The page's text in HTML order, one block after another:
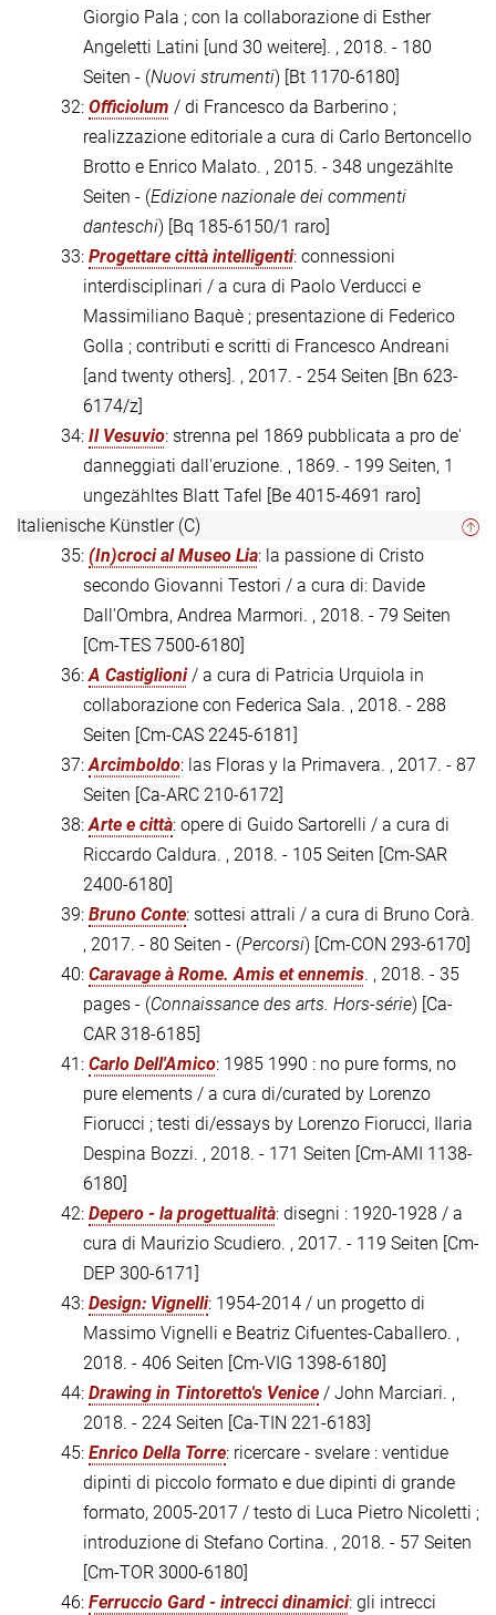
Giorgio Pala ; con la collaborazione di Esther
Angeletti Latini [und 30 weitere]. , 2018. - 180
Seiten - (Nuovi strumenti) [Bt 1170-6180]
32: Officiolum / di Francesco da Barberino ;
realizzazione editoriale a cura di Carlo Bertoncello
Brotto e Enrico Malato. , 2015. - 348 ungezählte
Seiten - (Edizione nazionale dei commenti
danteschi) [Bq 185-6150/1 raro]
33: Progettare città intelligenti: connessioni
interdisciplinari / a cura di Paolo Verducci e
Massimiliano Baquè ; presentazione di Federico
Golla ; contributi e scritti di Francesco Andreani
[and twenty others]. , 2017. - 254 Seiten [Bn 623-
6174/z]
34: Il Vesuvio: strenna pel 1869 pubblicata a pro de'
danneggiati dall'eruzione. , 1869. - 199 Seiten, 1
ungezähltes Blatt Tafel
[Be 4015-4691 raro]
Italienische Künstler (C)
35: (In)croci al Museo Lia: la passione di Cristo
secondo Giovanni Testori / a cura di: Davide
Dall'Ombra, Andrea Marmori. , 2018. - 79 Seiten
[Cm-TES 7500-6180]
36:A Castiglioni/ a cura di Patricia Urquiola in
collaborazione con Federica Sala. , 2018. - 288
Seiten [Cm-CAS 2245-6181]
37:Arcimboldo: las Floras y la Primavera. , 2017. - 87
Seiten [Ca-ARC 210-6172]
38:Arte e città: opere di Guido Sartorelli / a cura di
Riccardo Caldura. , 2018. - 105 Seiten [Cm-SAR
2400-6180]
39: Bruno Conte: sottesi attrali / a cura di Bruno Corà.
, 2017. - 80 Seiten - (Percorsi) [Cm-CON 293-6170]
40: Caravage à Rome. Amis et ennemis. , 2018. - 35
pages - (Connaissance des arts. Hors-série) [Ca-
CAR 318-6185]
41: Carlo Dell'Amico: 1985 1990 : no pure forms, no
pure elements / a cura di/curated by Lorenzo
Fiorucci ; testi di/essays by Lorenzo Fiorucci, Ilaria
Despina Bozzi. , 2018. - 171 Seiten [Cm-AMI 1138-
6180]
42: Depero - la progettualità: disegni : 1920-1928 / a
cura di Maurizio Scudiero. , 2017. - 119 Seiten [Cm-
DEP 300-6171]
43: Design: Vignelli: 1954-2014 / un progetto di
Massimo Vignelli e Beatriz Cifuentes-Caballero. ,
2018. - 406 Seiten [Cm-VIG 1398-6180]
44: Drawing in Tintoretto's Venice / John Marciari. ,
2018. - 224 Seiten [Ca-TIN 221-6183]
45: Enrico Della Torre: ricercare - svelare : ventidue
dipinti di piccolo formato e due dipinti di grande
formato, 2005-2017 / testo di Luca Pietro Nicoletti ;
introduzione di Stefano Cortina. , 2018. - 57 Seiten
[Cm-TOR 3000-6180]
46: Ferruccio Gard - intrecci dinamici: gli intrecci